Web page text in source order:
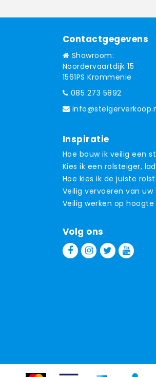
Contactgegevens
Showroom:
Noordervaartdijk 15
1561PS Krommenie
085 273 5892
Inspiratie
Hoe bouw ik veilig een
Kies ik een rolsteiger,
Hoe kies ik de juiste
Veilig vervoeren van uw
Veilig werken op hoogte
Volg ons